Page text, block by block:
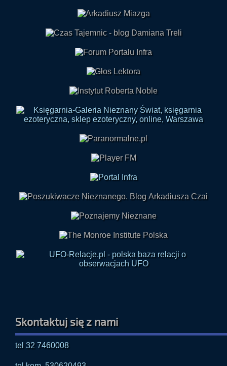
Skontaktuj się z nami
tel 32 7460008